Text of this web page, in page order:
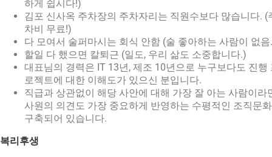
하게 쉽시다!)
김포 신사옥 주차장의 주차자리는 직원수보다 많습니다. (
차비 무료!)
다 모여서 술퍼마시는 회식 안함 (술 좋아하는 사람이 없
할일 다 했으면 칼퇴근 (일도, 우리 삶도 소중합니다.)
대표님의 경력은 IT 13년, 제조 10년으로 누구보다도 진행
로젝트에 대한 이해도가 있으신 분입니다.
직급과 상관없이 해당 사안에 대해 가장 잘 아는 사람이라
사원의 의견도 가장 중요하게 반영하는 수평적인 조직문
구축되어 있습니다.
복리후생